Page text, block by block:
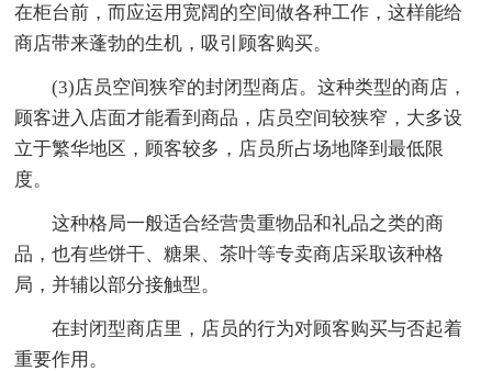
在柜台前，而应运用宽阔的空间做各种工作，这样能给
商店带来蓬勃的生机，吸引顾客购买。
(3)店员空间狭窄的封闭型商店。这种类型的商店，
顾客进入店面才能看到商品，店员空间较狭窄，大多设
立于繁华地区，顾客较多，店员所占场地降到最低限
度。
这种格局一般适合经营贵重物品和礼品之类的商
品，也有些饼干、糖果、茶叶等专卖商店采取该种格
局，并辅以部分接触型。
在封闭型商店里，店员的行为对顾客购买与否起着
重要作用。